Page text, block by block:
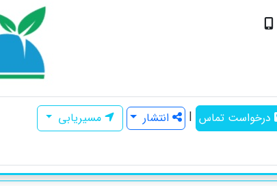
درخواست تماس | انتشار مسیریابی